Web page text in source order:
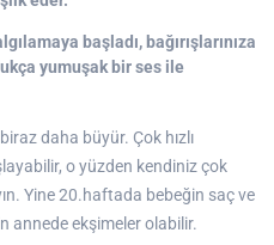
başladı, bağırışlarınıza
yumuşak bir ses ile
daha büyür. Çok hızlı
o yüzden kendiniz çok
Yine 20.haftada bebeğin saç ve
annede ekşimeler olabilir.